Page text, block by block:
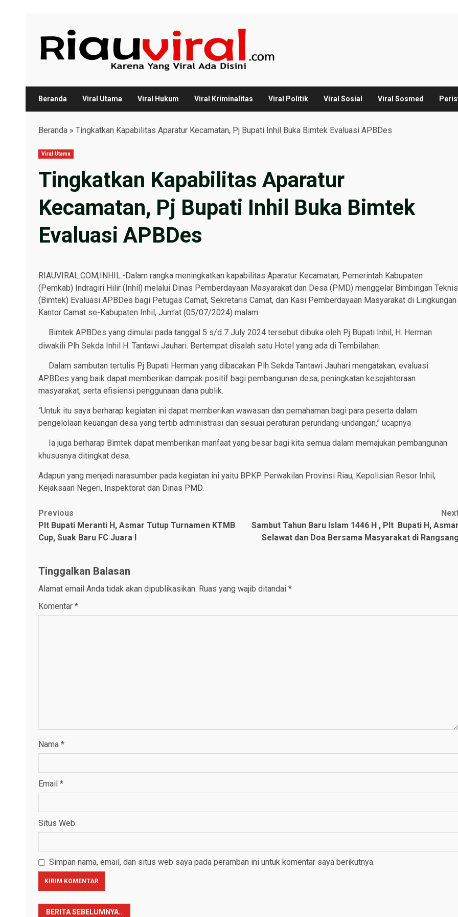
content
Beranda Viral Utama Viral Hukum Viral Kriminalitas Viral Politik Viral Sosial Viral Sosmed
Beranda » Tingkatkan Kapabilitas Aparatur Kecamatan, Pj Bupati Inhil Buka Bimtek Evaluasi APBDes
Viral Utama
Tingkatkan Kapabilitas Aparatur
Kecamatan, Pj Bupati Inhil Buka Bimtek
Evaluasi APBDes
RIAUVIRAL.COM,INHIL.-Dalam rangka meningkatkan kapabilitas Aparatur Kecamatan, Pemerintah Kabupaten
(Pemkab) Indragiri Hilir (Inhil) melalui Dinas Pemberdayaan Masyarakat dan Desa (PMD) menggelar Bimbingan Teknis
(Bimtek) Evaluasi APBDes bagi Petugas Camat, Sekretaris Camat, dan Kasi Pemberdayaan Masyarakat di Lingkungan
Kantor Camat se-Kabupaten Inhil, Jum’at (05/07/2024) malam.
Bimtek APBDes yang dimulai pada tanggal 5 s/d 7 July 2024 tersebut dibuka oleh Pj Bupati Inhil, H. Herman
diwakili Plh Sekda Inhil H. Tantawi Jauhari. Bertempat disalah satu Hotel yang ada di Tembilahan.
Dalam sambutan tertulis Pj Bupati Herman yang dibacakan Plh Sekda Tantawi Jauhari mengatakan, evaluasi
APBDes yang baik dapat memberikan dampak positif bagi pembangunan desa, peningkatan kesejahteraan
masyarakat, serta efisiensi penggunaan dana publik.
“Untuk itu saya berharap kegiatan ini dapat memberikan wawasan dan pemahaman bagi para peserta dalam
pengelolaan keuangan desa yang tertib administrasi dan sesuai peraturan perundang-undangan,” ucapnya
Ia juga berharap Bimtek dapat memberikan manfaat yang besar bagi kita semua dalam memajukan pembangunan
khususnya ditingkat desa.
Adapun yang menjadi narasumber pada kegiatan ini yaitu BPKP Perwakilan Provinsi Riau, Kepolisian Resor Inhil,
Kejaksaan Negeri, Inspektorat dan Dinas PMD.
Post
navigation
Previous
Plt Bupati Meranti H, Asmar Tutup Turnamen KTMB
Cup, Suak Baru FC Juara I
Sambut Tahun Baru Islam 1446 H , Plt Bupati H, Asmar
Selawat dan Doa Bersama Masyarakat di Rangsang
Tinggalkan Balasan
Alamat email Anda tidak akan dipublikasikan. Ruas yang wajib ditandai *
Komentar *
Nama *
Email *
Situs Web
Simpan nama, email, dan situs web saya pada peramban ini untuk komentar saya berikutnya.
BERITA SEBELUMNYA..